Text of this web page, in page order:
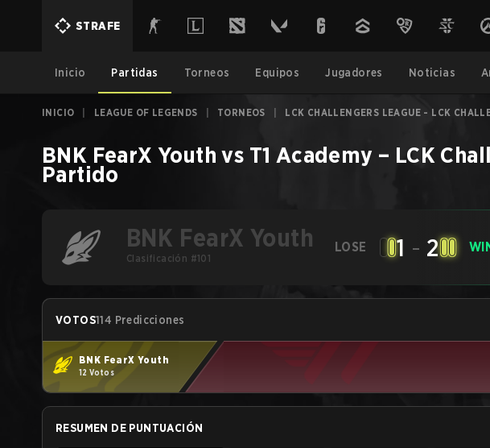
STRAFE
Inicio Partidas Torneos Equipos Jugadores Noticias
INICIO LEAGUE OF LEGENDS TORNEOS LCK CHALLENGERS LEAGUE - LCK
BNK FearX Youth vs T1 Academy – LCK
Partido
BNK FearX Youth
Clasificación #101
LOSE 1 - 2
VOTOS114 Predicciones
BNK FearX Youth
12 Votos
RESUMEN DE PUNTUACIÓN